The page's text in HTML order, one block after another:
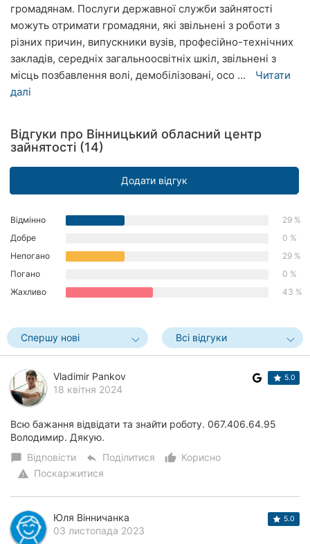
Тернопіль
Хмельницький
Рівне
Одеса
Кропивницький
Запоріжжя
Львів
Миколаїв
Херсон
Полтава
Чернігів
Черкаси
Чернівці
Суми
громадянам. Послуги державної служби зайнятості
можуть отримати громадяни, які звільнені з роботи з
різних причин, випускники вузів, професійно-технічних
закладів, середніх загальноосвітніх шкіл, звільнені з
місць позбавлення волі, демобілізовані, осо ...
Читати
далі
Відгуки про Вінницький обласний центр
зайнятості (14)
Додати відгук
Відмінно
29 %
Добре
0 %
Непогано
29 %
Погано
0 %
Жахливо
43 %
Спершу нові Всі відгуки
Vladimir Pankov
18 квітня 2024
5.0
Всю бажання відвідати та знайти роботу. 067.406.64.95
Володимир. Дякую.
chat_bubble Відповісти reply Поділитися thumb_up_alt
Корисно
warning Поскаржитися
Юля Вінничанка
03 листопада 2023
5.0